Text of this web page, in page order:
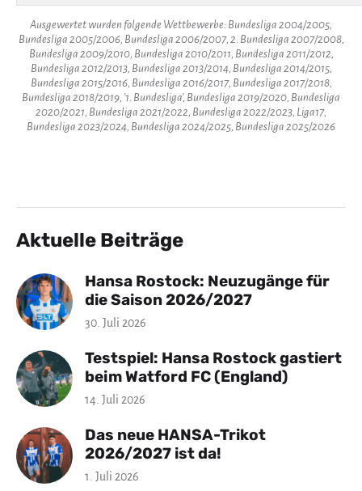
Ausgewertet wurden folgende Wettbewerbe: Bundesliga 2004/2005,
Bundesliga 2005/2006, Bundesliga 2006/2007, 2. Bundesliga 2007/2008,
Bundesliga 2009/2010, Bundesliga 2010/2011, Bundesliga 2011/2012,
Bundesliga 2012/2013, Bundesliga 2013/2014, Bundesliga 2014/2015,
Bundesliga 2015/2016, Bundesliga 2016/2017, Bundesliga 2017/2018,
Bundesliga 2018/2019, '1. Bundesliga', Bundesliga 2019/2020, Bundesliga
2020/2021, Bundesliga 2021/2022, Bundesliga 2022/2023, Liga17,
Bundesliga 2023/2024, Bundesliga 2024/2025, Bundesliga 2025/2026
Aktuelle Beiträge
Hansa Rostock: Neuzugänge für
die Saison 2026/2027
30. Juli 2026
Testspiel: Hansa Rostock gastiert
beim Watford FC (England)
14. Juli 2026
Das neue HANSA-Trikot
2026/2027 ist da!
1. Juli 2026